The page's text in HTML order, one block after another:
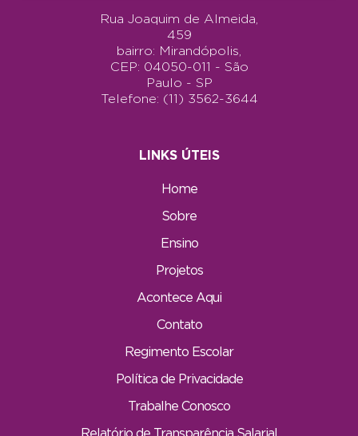
Rua Joaquim de Almeida,
459
bairro: Mirandópolis,
CEP: 04050-011 - São
Paulo - SP
Telefone: (11) 3562-3644
LINKS ÚTEIS
Home
Sobre
Ensino
Projetos
Acontece Aqui
Contato
Regimento Escolar
Política de Privacidade
Trabalhe Conosco
Relatório de Transparência Salarial